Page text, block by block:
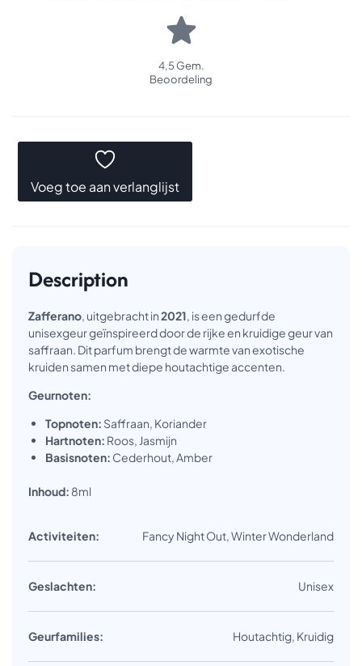
4,5 Gem.
Beoordeling
Voeg toe aan verlanglijst
Description
Zafferano, uitgebracht in2021, is een gedurfde
unisexgeur geïnspireerd door de rijke en kruidige geur van
saffraan. Dit parfum brengt de warmte van exotische
kruiden samen met diepe houtachtige accenten.
Geurnoten:
Topnoten: Saffraan, Koriander
Hartnoten: Roos, Jasmijn
Basisnoten: Cederhout, Amber
Inhoud: 8ml
Activiteiten: Fancy Night Out, Winter Wonderland
Geslachten: Unisex
Geurfamilies: Houtachtig, Kruidig